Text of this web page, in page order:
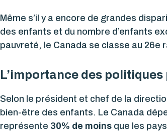
Même s’il y a encore de grandes
des enfants et du nombre d’enfants
pauvreté, le Canada se classe au 26e
L’importance des
Selon le président et chef de la
bien-être des enfants. Le Canada
représente 30% de moins que les